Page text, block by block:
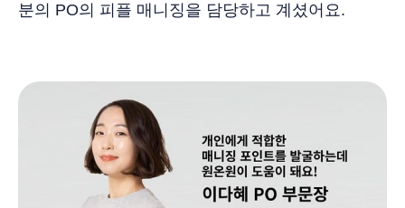
분의 PO의 피플 매니징을 담당하고 계셨어요.